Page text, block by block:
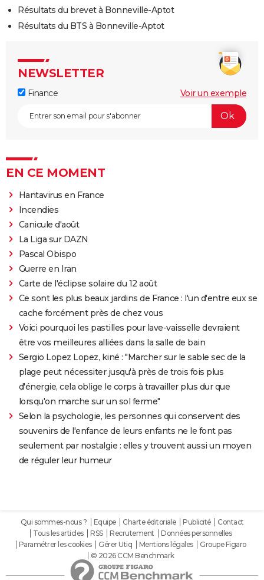
Résultats du brevet à Bonneville-Aptot
Résultats du BTS à Bonneville-Aptot
NEWSLETTER
Finance Voir un exemple
EN CE MOMENT
Hantavirus en France
Incendies
Canicule d'août
La Liga sur DAZN
Pascal Obispo
Guerre en Iran
Carte de l'éclipse solaire du 12 août
Ce sont les plus beaux jardins de France : l'un d'entre eux se
cache forcément près de chez vous
Voici pourquoi les pastilles pour lave-vaisselle devraient
être vos meilleures alliées dans la salle de bain
Sergio Lopez Lopez, kiné : "Marcher sur le sable sec de la
plage peut nécessiter jusqu'à près de trois fois plus
d'énergie, cela oblige le corps à travailler plus dur que
lorsqu'on marche sur un sol ferme"
Selon la psychologie, les personnes qui conservent des
souvenirs de l'enfance de leurs enfants ne le font pas
seulement par nostalgie : elles y trouvent aussi un moyen
de réguler leur humeur
Qui sommes-nous ? Equipe Charte éditoriale Publicité
Contact
Tous les articles
RSS Recrutement
Données personnelles
Paramétrer les cookies
Gérer Utiq Mentions légales
Groupe Figaro
© 2026 CCM Benchmark